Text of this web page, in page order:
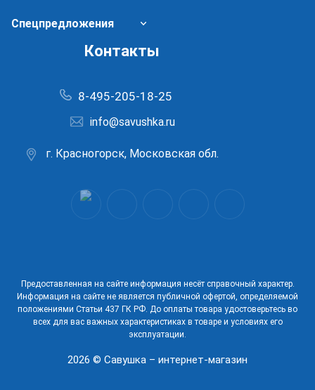
Спецпредложения
Контакты
8-495-205-18-25
info@savushka.ru
г. Красногорск, Московская обл.
Предоставленная на сайте информация несёт справочный характер.
Информация на сайте не является публичной офертой, определяемой
положениями Статьи 437 ГК РФ. До оплаты товара удостоверьтесь во
всех для вас важных характеристиках в товаре и условиях его
эксплуатации.
2026 © Савушка – интернет-магазин